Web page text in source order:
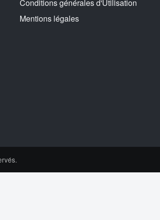
Conditions générales d'Utilisation
Mentions légales